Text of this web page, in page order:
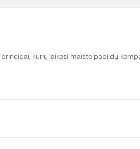
principai, kurių laikosi maisto papildų
pakankamai reikiamų maistinių